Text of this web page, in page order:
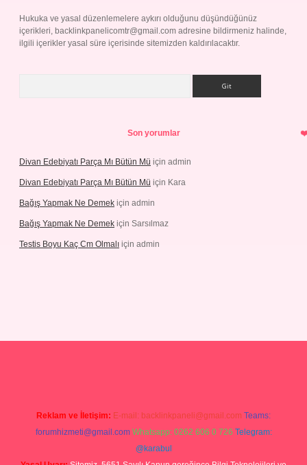
Hukuka ve yasal düzenlemelere aykırı olduğunu düşündüğünüz
içerikleri, backlinkpanelicomtr@gmail.com adresine bildirmeniz halinde,
ilgili içerikler yasal süre içerisinde sitemizden kaldırılacaktır.
Son yorumlar
Divan Edebiyatı Parça Mı Bütün Mü için admin
Divan Edebiyatı Parça Mı Bütün Mü için Kara
Bağış Yapmak Ne Demek için admin
Bağış Yapmak Ne Demek için Sarsılmaz
Testis Boyu Kaç Cm Olmalı için admin
Reklam ve İletişim: E-mail: backlinkpaneli@gmail.com Teams:
forumhizmeti@gmail.com Whatsapp: 0262 606 0 726 Telegram:
@karabul